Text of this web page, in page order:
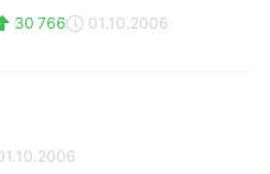
30 766 01.10.2006